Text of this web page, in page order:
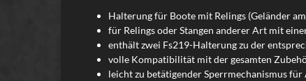
Halterung für Boote mit Relings (Geländer
für Relings oder Stangen anderer Art mit
enthält zwei Fs219-Halterung zu der
volle Kompatibilität mit der gesamten
leicht zu betätigender Sperrmechanismus